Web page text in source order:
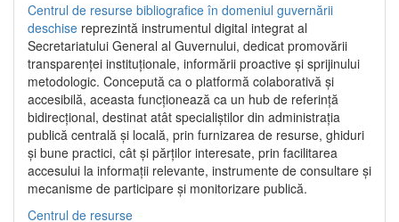
Centrul de resurse bibliografice în domeniul guvernării
deschise reprezintă instrumentul digital integrat al
Secretariatului General al Guvernului, dedicat promovării
transparenței instituționale, informării proactive și sprijinului
metodologic. Concepută ca o platformă colaborativă și
accesibilă, aceasta funcționează ca un hub de referință
bidirecțional, destinat atât specialiștilor din administrația
publică centrală și locală, prin furnizarea de resurse, ghiduri
și bune practici, cât și părților interesate, prin facilitarea
accesului la informații relevante, instrumente de consultare și
mecanisme de participare și monitorizare publică.
Centrul de resurse